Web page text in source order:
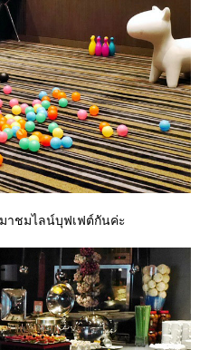
าชมไลน์บุฟเฟต์กันค่ะ